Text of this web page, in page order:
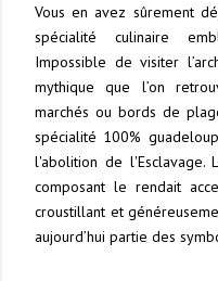
Vous en avez sûrement
spécialité culinaire
Impossible de visiter
mythique que l’on
marchés ou bords de
spécialité 100%
l'abolition de l'Esclavage.
composant le rendait
croustillant et
aujourd’hui partie des